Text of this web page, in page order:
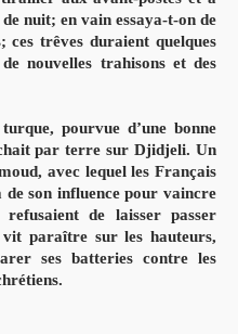
nuit; en vain essaya-t-on de
ces trêves duraient quelques
nouvelles trahisons et des
pourvue d’une bonne
par terre sur Djidjeli. Un
avec lequel les Français
de son influence pour vaincre
de laisser passer
paraître sur les hauteurs,
ses batteries contre les